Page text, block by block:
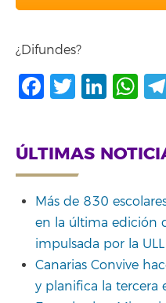
¿Difundes?
Facebook
Twitter
ÚLTIMAS
Más de 830
en la última edición
impulsada por la
Canarias Convive
y planifica la tercera